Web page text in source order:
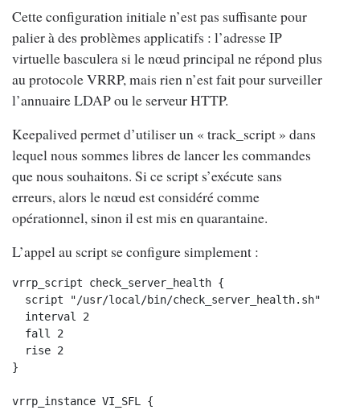
Cette configuration initiale n’est pas suffisante pour
palier à des problèmes applicatifs : l’adresse IP
virtuelle basculera si le nœud principal ne répond plus
au protocole VRRP, mais rien n’est fait pour surveiller
l’annuaire LDAP ou le serveur HTTP.
Keepalived permet d’utiliser un « track_script » dans
lequel nous sommes libres de lancer les commandes
que nous souhaitons. Si ce script s’exécute sans
erreurs, alors le nœud est considéré comme
opérationnel, sinon il est mis en quarantaine.
L’appel au script se configure simplement :
vrrp_script check_server_health {
script "/usr/local/bin/check_server_health.sh"
interval 2
fall 2
rise 2
}
vrrp_instance VI_SFL {